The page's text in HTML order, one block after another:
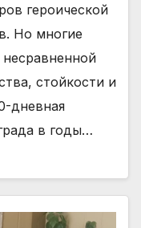
героической
Но многие
стойкости и
дневная
в годы…